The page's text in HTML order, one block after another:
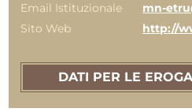
Email Istituzionale
mn-
Sito Web
http://
DATI PER LE